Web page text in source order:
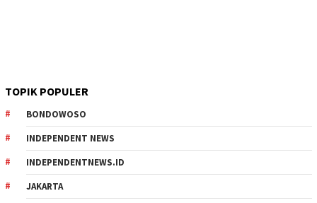
TOPIK POPULER
BONDOWOSO
INDEPENDENT NEWS
INDEPENDENTNEWS.ID
JAKARTA